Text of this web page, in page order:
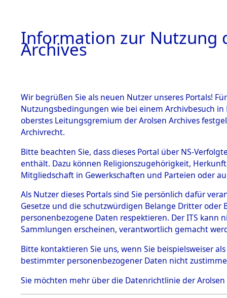
BESTÄNDE
1.
mente
5. Verschiedenes
5.3
Todesmärsche
5.3.1 Alliierte
Erhebungen
zu
Todesmärsch
en
5.3.2
0003
Information zur Nutzung
Archives
Wir begrüßen Sie als neuen Nutzer unseres Portals!
Nutzungsbedingungen wie bei einem Archivbesuch
oberstes Leitungsgremium der Arolsen Archives
Archivrecht.
Bitte beachten Sie, dass dieses Portal über NS-
enthält. Dazu können Religionszugehörigkeit,
Mitgliedschaft in Gewerkschaften und Parteien oder
Als Nutzer dieses Portals sind Sie persönlich dafür
Gesetze und die schutzwürdigen Belange Dritter
personenbezogene Daten respektieren. Der ITS
Sammlungen erscheinen, verantwortlich gemacht
Bitte kontaktieren Sie uns, wenn Sie beispielsweiser
bestimmter personenbezogener Daten nicht
Sie möchten mehr über die Datenrichtlinie der Arolsen